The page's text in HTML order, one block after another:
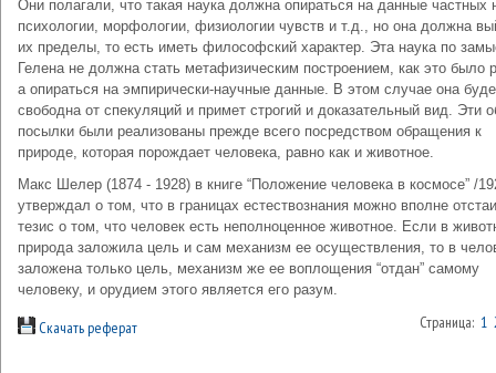
Они полагали, что такая наука должна опираться на данные частных
психологии, морфологии, физиологии чувств и т.д., но она должна
их пределы, то есть иметь философский характер. Эта наука по
Гелена не должна стать метафизическим построением, как это было
а опираться на эмпирически-научные данные. В этом случае она
свободна от спекуляций и примет строгий и доказательный вид. Эти
посылки были реализованы прежде всего посредством обращения к
природе, которая порождает человека, равно как и животное.
Макс Шелер (1874 - 1928) в книге “Положение человека в космосе” /
утверждал о том, что в границах естествознания можно вполне
тезис о том, что человек есть неполноценное животное. Если в
природа заложила цель и сам механизм ее осуществления, то в
заложена только цель, механизм же ее воплощения “отдан” самому
человеку, и орудием этого является его разум.
Скачать реферат Страница: 1